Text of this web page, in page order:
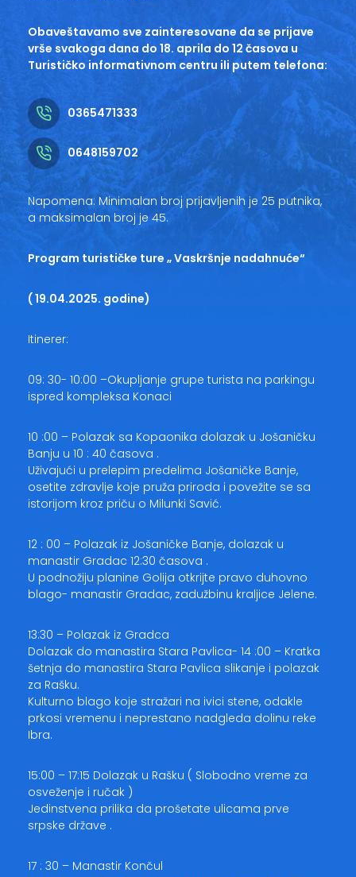
Obaveštavamo sve zainteresovane da se prijave
vrše svakoga dana do 18. aprila do 12 časova u
Turističko informativnom centru ili putem telefona:
0365471333
0648159702
Napomena: Minimalan broj prijavljenih je 25 putnika,
a maksimalan broj je 45.
Program turističke ture „ Vaskršnje nadahnuće“
( 19.04.2025. godine)
Itinerer:
09: 30- 10:00 –Okupljanje grupe turista na parkingu
ispred kompleksa Konaci
10 :00 – Polazak sa Kopaonika dolazak u Jošaničku
Banju u 10 : 40 časova .
Uživajući u prelepim predelima Jošaničke Banje,
osetite zdravlje koje pruža priroda i povežite se sa
istorijom kroz priču o Milunki Savić.
12 : 00 – Polazak iz Jošaničke Banje, dolazak u
manastir Gradac 12:30 časova .
U podnožiju planine Golija otkrijte pravo duhovno
blago- manastir Gradac, zadužbinu kraljice Jelene.
13:30 – Polazak iz Gradca
Dolazak do manastira Stara Pavlica- 14 :00 – Kratka
šetnja do manastira Stara Pavlica slikanje i polazak
za Rašku.
Kulturno blago koje stražari na ivici stene, odakle
prkosi vremenu i neprestano nadgleda dolinu reke
Ibra.
15:00 – 17:15 Dolazak u Rašku ( Slobodno vreme za
osveženje i ručak )
Jedinstvena prilika da prošetate ulicama prve
srpske države .
17 : 30 – Manastir Končul